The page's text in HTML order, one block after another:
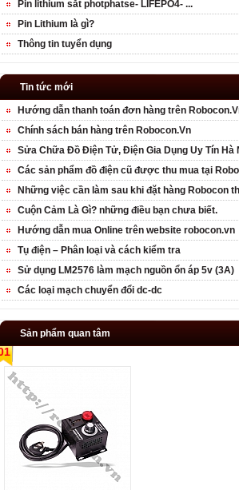
Pin lithium sắt photphatse- LIFEPO4- ...
Pin Lithium là gì?
Thông tin tuyển dụng
Tin tức mới
Hướng dẫn thanh toán đơn hàng trên
Chính sách bán hàng trên Robocon.Vn
Sửa Chữa Đồ Điện Tử, Điện Gia Dụng Uy Tín Hà
Các sản phẩm đồ điện cũ được thu mua tại
Những việc cần làm sau khi đặt hàng Robocon
Cuộn Cảm Là Gì? những điều bạn chưa biết.
Hướng dẫn mua Online trên website robocon.vn
Tụ điện – Phân loại và cách kiểm tra
Sử dụng LM2576 làm mạch nguồn ổn áp 5v (3A)
Các loại mạch chuyển đổi dc-dc
Sản phẩm quan tâm